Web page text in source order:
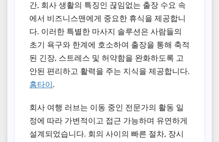
간, 회사 생활의 특징인 끊임없는 출장 수요 속
에서 비즈니스맨에게 중요한 휴식을 제공합니
다. 이러한 특별한 마사지 솔루션은 사람들의
초기 욕구와 한계에 호소하여 출장을 통해 축적
된 긴장, 스트레스 및 허약함을 완화하도록 고
안된 편리하고 활력을 주는 지식을 제공합니다.
홈타이 .
회사 여행 러브는 이동 중인 전문가의 활동 일
정에 따라 가변적이고 접근 가능하며 유연하게
설계되었습니다. 회의 사이의 빠른 절차, 장시